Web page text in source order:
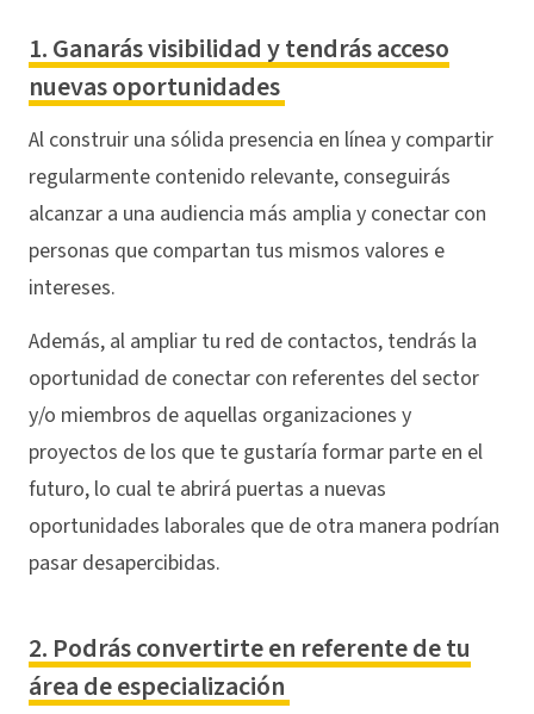
1. Ganarás visibilidad y tendrás acceso
nuevas oportunidades
Al construir una sólida presencia en línea y compartir
regularmente contenido relevante, conseguirás
alcanzar a una audiencia más amplia y conectar con
personas que compartan tus mismos valores e
intereses.
Además, al ampliar tu red de contactos, tendrás la
oportunidad de conectar con referentes del sector
y/o miembros de aquellas organizaciones y
proyectos de los que te gustaría formar parte en el
futuro, lo cual te abrirá puertas a nuevas
oportunidades laborales que de otra manera podrían
pasar desapercibidas.
2. Podrás convertirte en referente de tu
área de especialización